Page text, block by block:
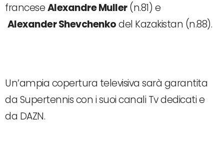
franceseAlexandre Muller(n.81) e
Alexander Shevchenkodel Kazakistan (n.88).
Un’ampia copertura televisiva sarà garantita
da Supertennis con i suoi canali Tv dedicati e
da DAZN.